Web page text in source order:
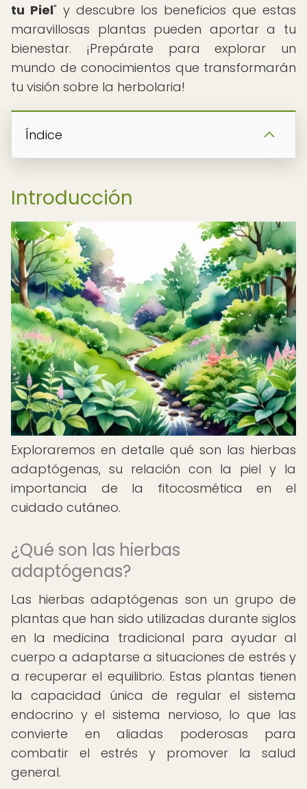
tu Piel" y descubre los beneficios que estas
maravillosas plantas pueden aportar a tu
bienestar. ¡Prepárate para explorar un
mundo de conocimientos que transformarán
tu visión sobre la herbolaria!
Índice
Introducción
Exploraremos en detalle qué son las hierbas
adaptógenas, su relación con la piel y la
importancia de la fitocosmética en el
cuidado cutáneo.
¿Qué son las hierbas
adaptógenas?
Las hierbas adaptógenas son un grupo de
plantas que han sido utilizadas durante siglos
en la medicina tradicional para ayudar al
cuerpo a adaptarse a situaciones de estrés y
a recuperar el equilibrio. Estas plantas tienen
la capacidad única de regular el sistema
endocrino y el sistema nervioso, lo que las
convierte en aliadas poderosas para
combatir el estrés y promover la salud
general.